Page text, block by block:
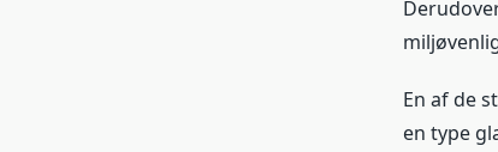
En af de
en type